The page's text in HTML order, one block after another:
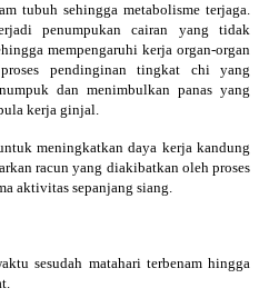
tubuh sehingga metabolisme terjaga.
penumpukan cairan yang tidak
mempengaruhi kerja organ-organ
pendinginan tingkat chi yang
dan menimbulkan panas yang
kerja ginjal.
meningkatkan daya kerja kandung
racun yang diakibatkan oleh proses
aktivitas sepanjang siang.
sesudah matahari terbenam hingga